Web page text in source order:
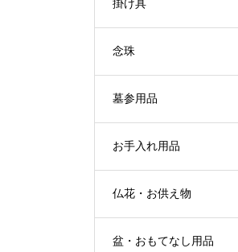
掛け具
念珠
墓参用品
お手入れ用品
仏花・お供え物
盆・おもてなし用品